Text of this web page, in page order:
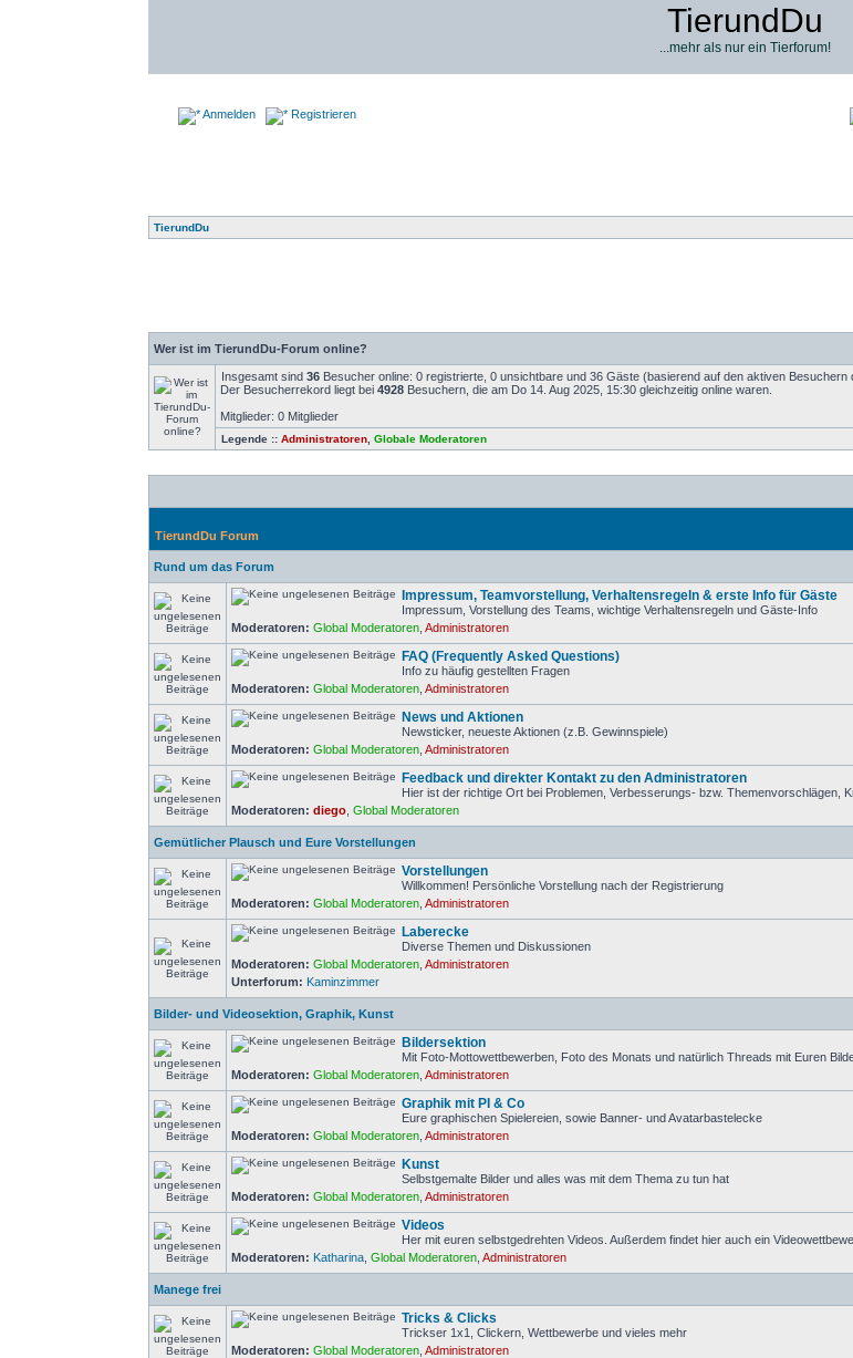
TierundDu
...mehr als nur ein Tierforum!
Anmelden Registrieren
TierundDu
Wer ist im TierundDu-Forum online?
Insgesamt sind36 Besucher online: 0 registrierte, 0 unsichtbare und 36 Gäste (basierend auf den aktiven Besuchern
Der Besucherrekord liegt bei4928 Besuchern, die am Do 14. Aug 2025, 15:30 gleichzeitig online waren.
Mitglieder: 0 Mitglieder
Legende ::Administratoren ,Globale Moderatoren
TierundDu Forum
Rund um das Forum
Impressum, Teamvorstellung, Verhaltensregeln & erste Info für Gäste
Impressum, Vorstellung des Teams, wichtige Verhaltensregeln und Gäste-Info
Moderatoren: Global Moderatoren ,Administratoren
FAQ (Frequently Asked Questions)
Info zu häufig gestellten Fragen
Moderatoren: Global Moderatoren ,Administratoren
News und Aktionen
Newsticker, neueste Aktionen (z.B. Gewinnspiele)
Moderatoren: Global Moderatoren ,Administratoren
Feedback und direkter Kontakt zu den Administratoren
Hier ist der richtige Ort bei Problemen, Verbesserungs- bzw. Themenvorschlägen,
Moderatoren: diego ,Global Moderatoren
Gemütlicher Plausch und Eure Vorstellungen
Vorstellungen
Willkommen! Persönliche Vorstellung nach der Registrierung
Moderatoren: Global Moderatoren ,Administratoren
Laberecke
Diverse Themen und Diskussionen
Moderatoren: Global Moderatoren ,Administratoren
Unterforum: Kaminzimmer
Bilder- und Videosektion, Graphik, Kunst
Bildersektion
Mit Foto-Mottowettbewerben, Foto des Monats und natürlich Threads mit Euren
Moderatoren: Global Moderatoren ,Administratoren
Graphik mit PI & Co
Eure graphischen Spielereien, sowie Banner- und Avatarbastelecke
Moderatoren: Global Moderatoren ,Administratoren
Kunst
Selbstgemalte Bilder und alles was mit dem Thema zu tun hat
Moderatoren: Global Moderatoren ,Administratoren
Videos
Her mit euren selbstgedrehten Videos. Außerdem findet hier auch ein
Moderatoren: Katharina ,Global Moderatoren ,Administratoren
Manege frei
Tricks & Clicks
Trickser 1x1, Clickern, Wettbewerbe und vieles mehr
Moderatoren: Global Moderatoren ,Administratoren